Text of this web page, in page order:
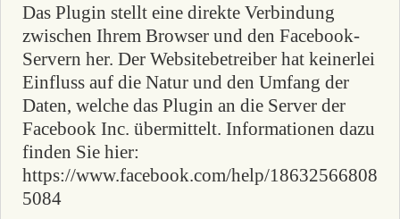
Das Plugin stellt eine direkte Verbindung
zwischen Ihrem Browser und den Facebook-
Servern her. Der Websitebetreiber hat keinerlei
Einfluss auf die Natur und den Umfang der
Daten, welche das Plugin an die Server der
Facebook Inc. übermittelt. Informationen dazu
finden Sie hier:
https://www.facebook.com/help/18632566808
5084